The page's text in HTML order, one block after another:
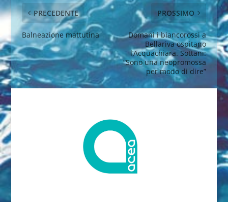
PRECEDENTE
Balneazione mattutina
PROSSIMO
Domani i biancorossi a
Bellariva ospitano
l’Acquachiara. Sottani:
“Sono una neopromossa
per modo di dire”